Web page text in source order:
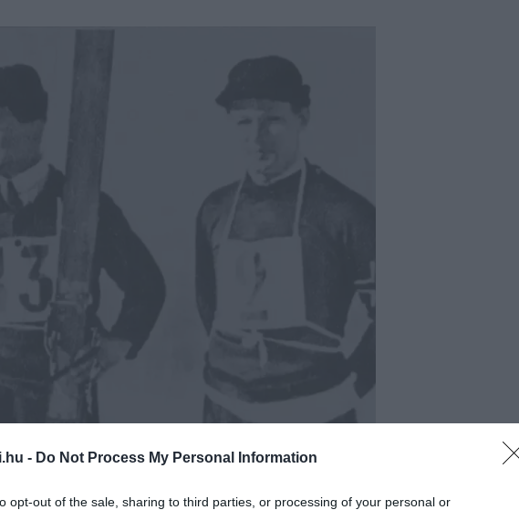
- Do Not Process My Personal Information
opt-out of the sale, sharing to third parties, or processing of your personal or